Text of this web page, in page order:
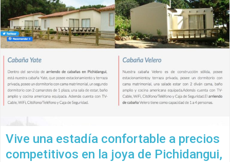
Vive una estadía confortable a precios
competitivos en la joya de Pichidangui,